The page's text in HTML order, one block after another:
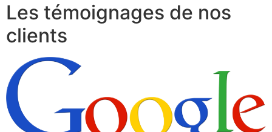
Les témoignages de nos
clients